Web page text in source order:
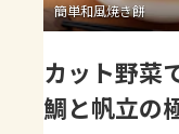
お買い物
AJINOMOTO
簡単和風焼き餅
カット野菜
鯛と帆立の